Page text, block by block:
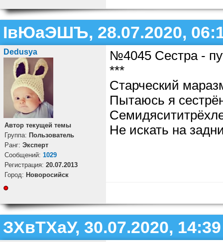
ІвЮаЭШЪ, 28.07.2020,
Dedusya
Автор текущей темы
Группа: Пользователь
Ранг: Эксперт
Cообщений: 1029
Регистрация: 20.07.2013
Город: Новоросийск
№4045 Сестра -
***
Старческий
Пытаюсь я
Не искать на
ЗХвТХаУ, 30.07.2020, 14:39